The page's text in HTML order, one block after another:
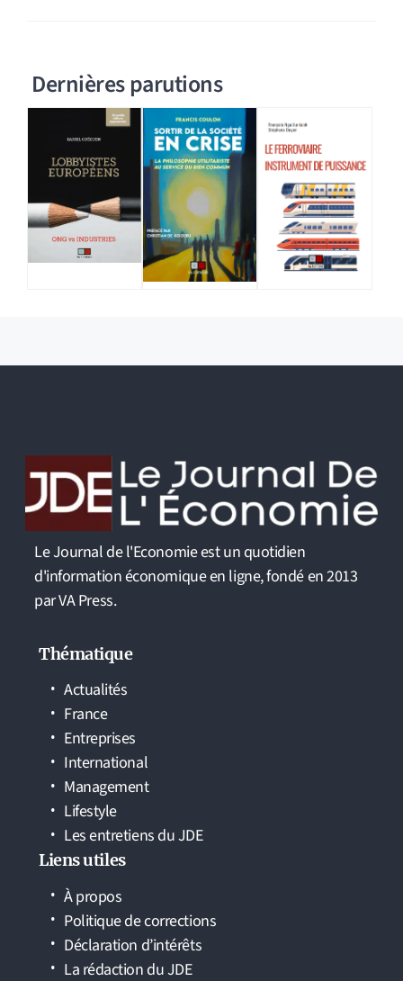
Dernières parutions
Le Journal de l'Economie est un quotidien
d'information économique en ligne, fondé en 2013
par VA Press.
Thématique
Actualités
France
Entreprises
International
Management
Lifestyle
Les entretiens du JDE
Liens utiles
À propos
Politique de corrections
Déclaration d’intérêts
La rédaction du JDE